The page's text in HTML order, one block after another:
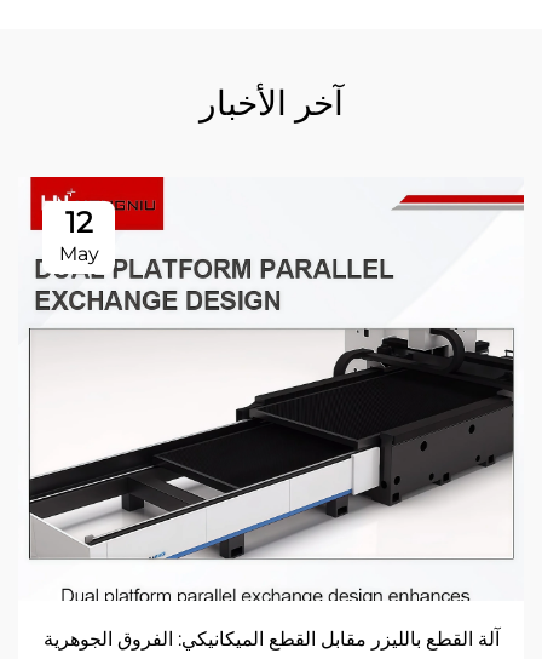
آخر الأخبار
12
May
آلة القطع بالليزر مقابل القطع الميكانيكي: الفروق الجوهرية